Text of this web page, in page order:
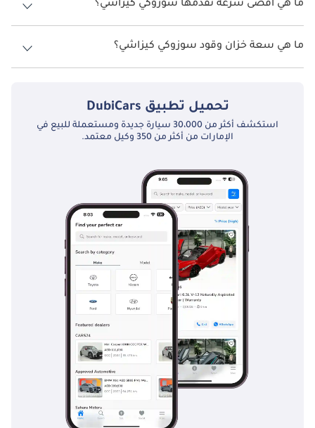
اختيار السلامة الأعلى: في بعض الأسواق ، حصل Kizashi على تقييمات
ما هي أقصى سرعة تقدمها سوزوكي كيزاشي؟
السرعة القصوى سوزوكي كيزاشي هي TBD.
ما هي سعة خزان وقود سوزوكي كيزاشي؟
تبلغ سعة خزان الوقود في سوزوكي كيزاشي TBD.
تحميل تطبيق DubiCars
استكشف أكثر من 30،000 سيارة جديدة ومستعملة للبيع في
الإمارات من أكثر من 350 وكيل معتمد.